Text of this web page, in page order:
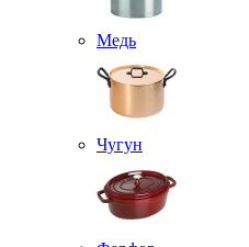
Медь
Чугун